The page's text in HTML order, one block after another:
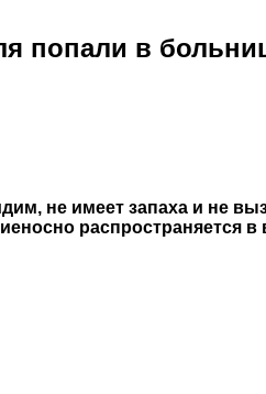
попали в
не имеет запаха и не
распространяется в